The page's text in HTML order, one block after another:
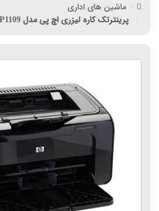
ماشین های اداری
پرینترتک کاره لیزری اچ پی مدل HP P1109